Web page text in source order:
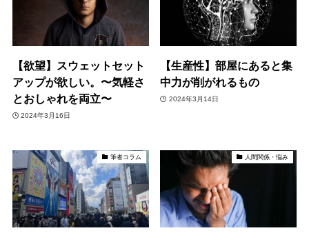
【欲望】スウェットセット
アップが欲しい。〜気軽さ
とおしゃれを両立〜
2024年3月16日
【生産性】部屋にあると集
中力が削がれるもの
2024年3月14日
筆者コラム 人間関係・悩み